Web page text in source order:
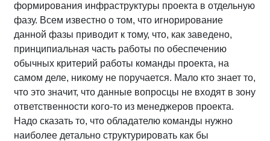
формирования инфраструктуры проекта в отдельную
фазу. Всем известно о том, что игнорирование
данной фазы приводит к тому, что, как заведено,
принципиальная часть работы по обеспечению
обычных критерий работы команды проекта, на
самом деле, никому не поручается. Мало кто знает то,
что это значит, что данные вопросцы не входят в зону
ответственности кого-то из менеджеров проекта.
Надо сказать то, что обладателю команды нужно
наиболее детально структурировать как бы